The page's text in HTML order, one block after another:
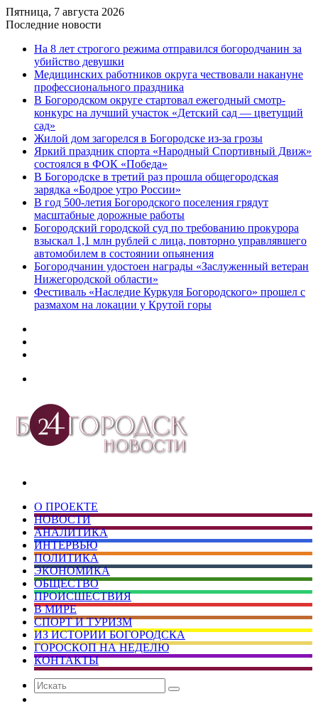
Пятница, 7 августа 2026
Последние новости
На 8 лет строгого режима отправился богородчанин за
убийство девушки
Медицинских работников округа чествовали накануне
профессионального праздника
В Богородском округе стартовал ежегодный смотр-
конкурс на лучший участок «Детский сад — цветущий
сад»
Жилой дом загорелся в Богородске из-за грозы
Яркий праздник спорта «Народный Спортивный Движ»
состоялся в ФОК «Победа»
В Богородске в третий раз прошла общегородская
зарядка «Бодрое утро России»
В год 500-летия Богородского поселения грядут
масштабные дорожные работы
️Богородский городской суд по требованию прокурора
взыскал 1,1 млн рублей с лица, повторно управлявшего
автомобилем в состоянии опьянения
Богородчанин удостоен награды «Заслуженный ветеран
Нижегородской области»
Фестиваль «Наследие Куркуля Богородского» прошел с
размахом на локации у Крутой горы
О ПРОЕКТЕ
НОВОСТИ
АНАЛИТИКА
ИНТЕРВЬЮ
ПОЛИТИКА
ЭКОНОМИКА
ОБЩЕСТВО
ПРОИСШЕСТВИЯ
В МИРЕ
СПОРТ И ТУРИЗМ
ИЗ ИСТОРИИ БОГОРОДСКА
ГОРОСКОП НА НЕДЕЛЮ
КОНТАКТЫ
Искать